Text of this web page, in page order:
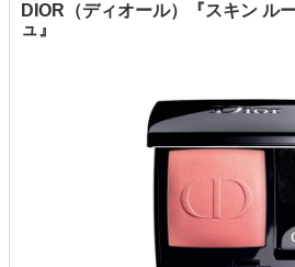
DIOR（ディオール）『スキン ル
ュ』